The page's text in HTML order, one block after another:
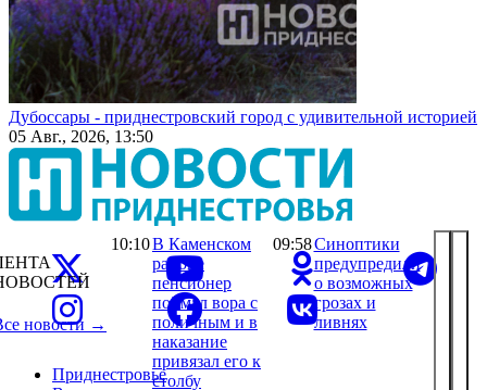
Дубоссары - приднестровский город с удивительной историей
05 Авг., 2026, 13:50
Приднестровье
новости →
10:10В Каменском
районе
пенсионер
поймал вора с
поличным и в
наказание
привязал его к
столбу
09:58Синоптики
предупредили
о возможных
грозах и
ливнях